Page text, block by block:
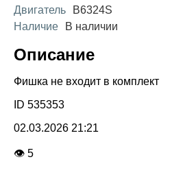
Двигатель
B6324S
Наличие
В наличии
Описание
Фишка не входит в комплект
ID 535353
02.03.2026 21:21
👁 5